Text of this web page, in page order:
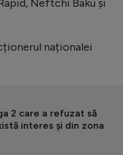
Neftchi Baku și
naționalei
2 care a refuzat să
interes și din zona